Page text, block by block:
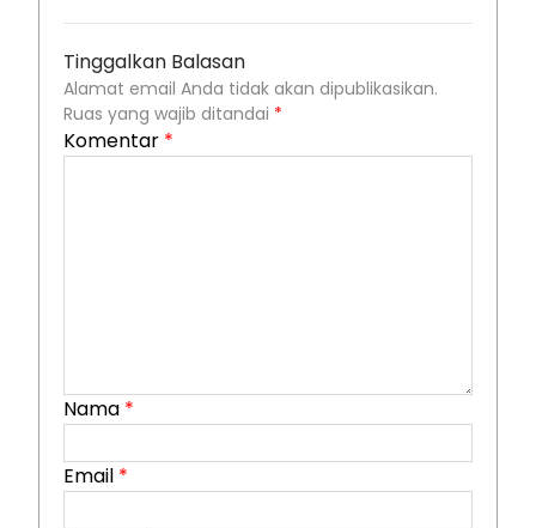
Tinggalkan Balasan
Alamat email Anda tidak akan dipublikasikan.
Ruas yang wajib ditandai *
Komentar *
Nama *
Email *